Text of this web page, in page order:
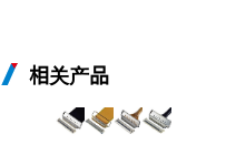
相关产品